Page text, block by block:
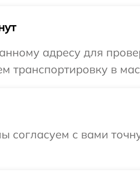
адресу для
транспортировку в
согласуем с вами